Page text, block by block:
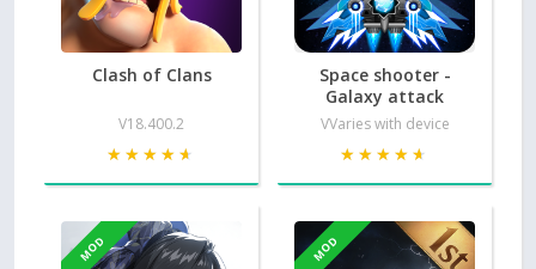
Clash of Clans
V18.400.2
★★★★★
★★★★★
Space shooter -
Galaxy attack
VVaries with device
★★★★★
★★★★★
MOD MOD